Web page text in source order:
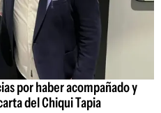
por haber acompañado y
del Chiqui Tapia